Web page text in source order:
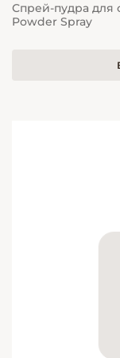
Спрей-пудра для
Powder Spray